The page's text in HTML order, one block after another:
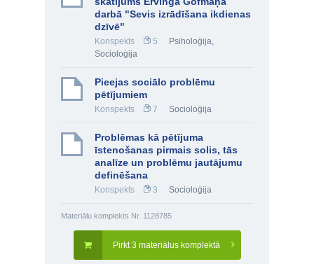
darbā "Sevis izrādīšana ikdienas
dzīvē"
Konspekts 5 Psiholoģija,
Socioloģija
Pieejas sociālo problēmu
pētījumiem
Konspekts 7 Socioloģija
Problēmas kā pētījuma
īstenošanas pirmais solis, tās
analīze un problēmu jautājumu
definēšana
Konspekts 3 Socioloģija
Materiālu komplekts Nr. 1128785
Pirkt 3 materiālus komplektā